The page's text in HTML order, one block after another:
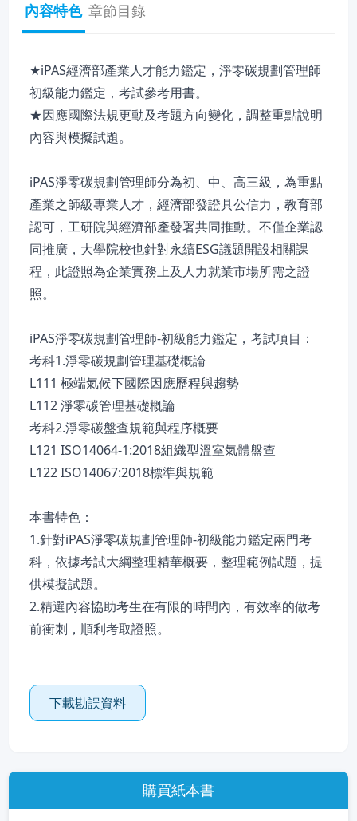
內容特色 章節目錄
★iPAS經濟部產業人才能力鑑定，淨零碳規劃管理師
初級能力鑑定，考試參考用書。
★因應國際法規更動及考題方向變化，調整重點說明
內容與模擬試題。
iPAS淨零碳規劃管理師分為初、中、高三級，為重點
產業之師級專業人才，經濟部發證具公信力，教育部
認可，工研院與經濟部產發署共同推動。不僅企業認
同推廣，大學院校也針對永續ESG議題開設相關課
程，此證照為企業實務上及人力就業市場所需之證
照。
iPAS淨零碳規劃管理師-初級能力鑑定，考試項目：
考科1.淨零碳規劃管理基礎概論
L111 極端氣候下國際因應歷程與趨勢
L112 淨零碳管理基礎概論
考科2.淨零碳盤查規範與程序概要
L121 ISO14064-1:2018組織型溫室氣體盤查
L122 ISO14067:2018標準與規範
本書特色：
1.針對iPAS淨零碳規劃管理師-初級能力鑑定兩門考
科，依據考試大綱整理精華概要，整理範例試題，提
供模擬試題。
2.精選內容協助考生在有限的時間內，有效率的做考
前衝刺，順利考取證照。
下載勘誤資料
購買紙本書